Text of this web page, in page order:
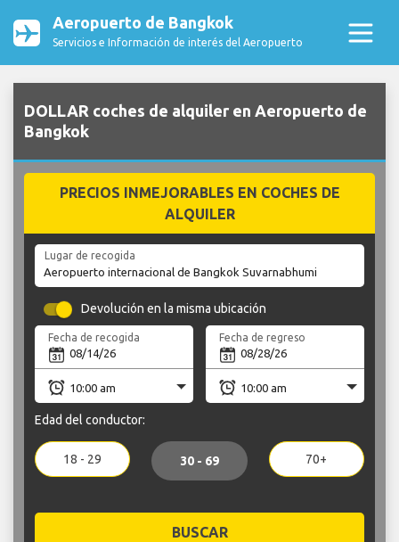
Aeropuerto de Bangkok
Servicios e Información de interés del Aeropuerto
DOLLAR coches de alquiler en Aeropuerto de
Bangkok
PRECIOS INMEJORABLES EN COCHES DE
ALQUILER
Lugar de recogida
Devolución en la misma ubicación
Fecha de recogida Fecha de regreso
Edad del conductor:
18 - 29 30 - 69 70+
BUSCAR